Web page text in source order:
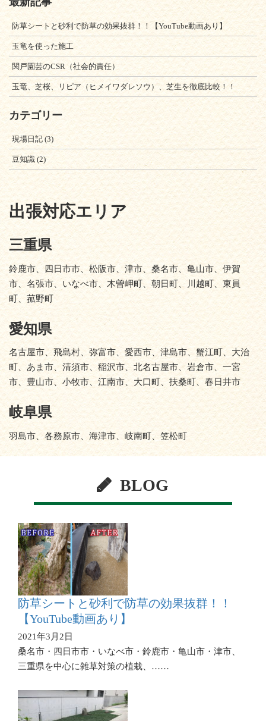
防草シートと砂利で防草の効果抜群！！【YouTube動画あり】
玉竜を使った施工
関戸園芸のCSR（社会的責任）
玉竜、芝桜、リピア（ヒメイワダレソウ）、芝生を徹底比較！！
カテゴリー
現場日記 (3)
豆知識 (2)
出張対応エリア
三重県
鈴鹿市、四日市市、松阪市、津市、桑名市、亀山市、伊賀
市、名張市、いなべ市、木曽岬町、朝日町、川越町、東員
町、菰野町
愛知県
名古屋市、飛島村、弥富市、愛西市、津島市、蟹江町、大治
町、あま市、清須市、稲沢市、北名古屋市、岩倉市、一宮
市、豊山市、小牧市、江南市、大口町、扶桑町、春日井市
岐阜県
羽島市、各務原市、海津市、岐南町、笠松町
BLOG
防草シートと砂利で防草の効果抜群！！
【YouTube動画あり】
2021年3月2日
桑名市・四日市市・いなべ市・鈴鹿市・亀山市・津市、
三重県を中心に雑草対策の植栽、……